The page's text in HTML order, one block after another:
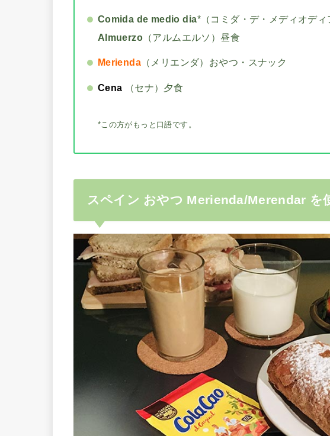
Comida de medio dia*（コミダ・デ・メディオディ
Almuerzo （アルムエルソ）昼食
Merienda （メリエンダ）おやつ・スナック
Cena （セナ）夕食
*この方がもっと口語です。
スペイン おやつ Merienda/Merendar を